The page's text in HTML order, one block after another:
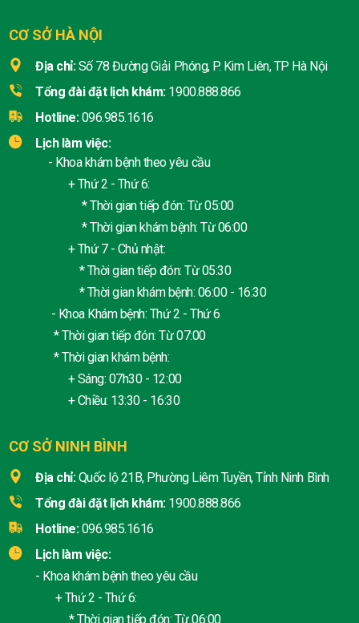
CƠ SỞ HÀ NỘI
Địa chỉ: Số 78 Đường Giải Phóng, P. Kim Liên, TP Hà Nội
Tổng đài đặt lịch khám: 1900.888.866
Hotline: 096.985.1616
Lịch làm việc:
- Khoa khám bệnh theo yêu cầu
+ Thứ 2 - Thứ 6:
* Thời gian tiếp đón: Từ 05:00
* Thời gian khám bệnh: Từ 06:00
+ Thứ 7 - Chủ nhật:
* Thời gian tiếp đón: Từ 05:30
* Thời gian khám bệnh: 06:00 - 16:30
- Khoa Khám bệnh: Thứ 2 - Thứ 6
* Thời gian tiếp đón: Từ 07:00
* Thời gian khám bệnh:
+ Sáng: 07h30 - 12:00
+ Chiều: 13:30 - 16:30
CƠ SỞ NINH BÌNH
Địa chỉ: Quốc lộ 21B, Phường Liêm Tuyền, Tỉnh Ninh Bình
Tổng đài đặt lịch khám: 1900.888.866
Hotline: 096.985.1616
Lịch làm việc:
- Khoa khám bệnh theo yêu cầu
+ Thứ 2 - Thứ 6:
* Thời gian tiếp đón: Từ 06:00